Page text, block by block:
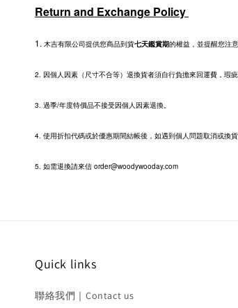
Return and Exchange Policy
1. 木吉有限公司提供您商品到貨七天鑑賞期的權益，並提醒您注
2. 因個人因素（尺寸不合等）退換貨者須自行負擔來回運費，瑕疵
3. 過季/年度特價品不接受因個人因素退換。
4. 使用折扣代碼或於優惠期間結帳後，如遇到個人問題取消或換
5. 如需退換請來信 order@woodywooday.com
Quick links
聯絡我們｜Contact us